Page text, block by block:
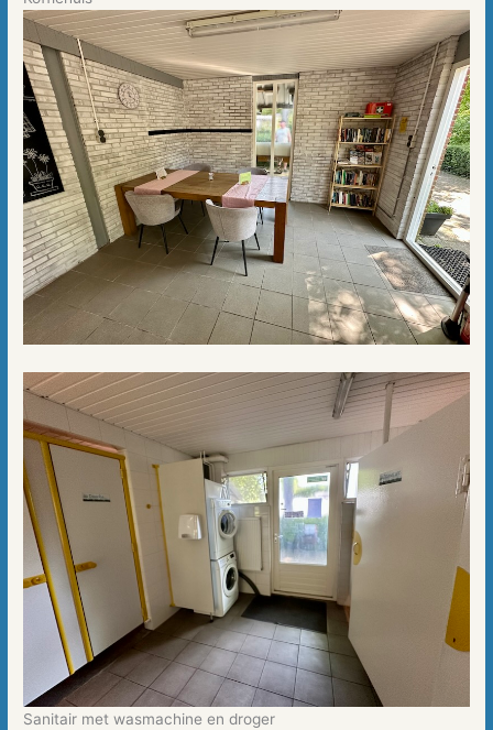
Sanitair met wasmachine en droger